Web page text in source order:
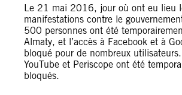
Le 21 mai 2016, jour où ont eu lieu
manifestations contre le
500 personnes ont été
Almaty, et l’accès à Facebook et à
bloqué pour de nombreux
YouTube et Periscope ont été
bloqués.